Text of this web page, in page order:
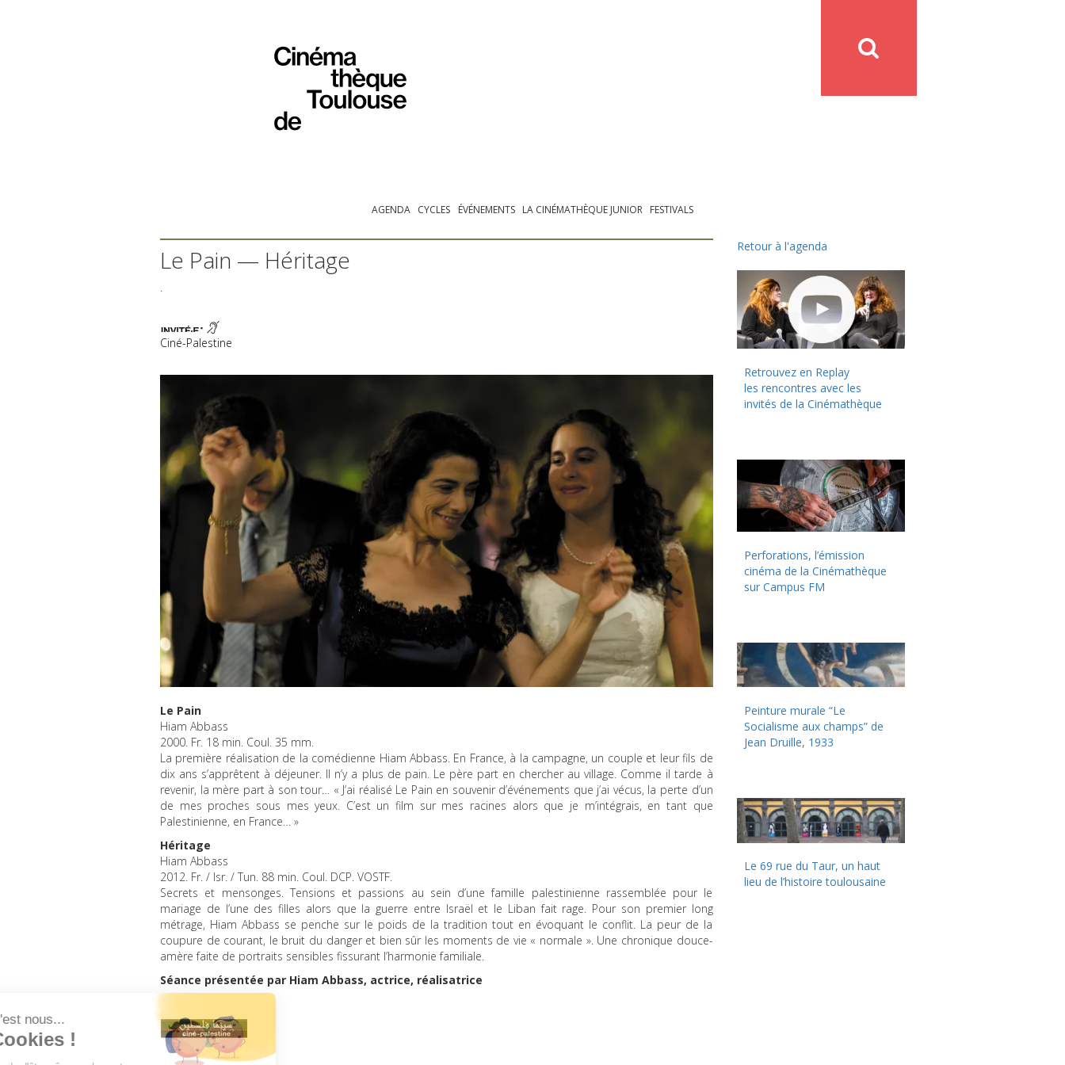
AGENDA CYCLES ÉVÉNEMENTS LA CINÉMATHÈQUE JUNIOR FESTIVALS
Le Pain — Héritage
.
Ciné-Palestine
Le Pain
Hiam Abbass
2000. Fr. 18 min. Coul. 35 mm.
La première réalisation de la comédienne Hiam Abbass. En France, à la campagne, un couple et leur fils de
dix ans s’apprêtent à déjeuner. Il n’y a plus de pain. Le père part en chercher au village. Comme il tarde à
revenir, la mère part à son tour… « J’ai réalisé Le Pain en souvenir d’événements que j’ai vécus, la perte d’un
de mes proches sous mes yeux. C’est un film sur mes racines alors que je m’intégrais, en tant que
Palestinienne, en France… »
Héritage
Hiam Abbass
2012. Fr. / Isr. / Tun. 88 min. Coul. DCP. VOSTF.
Secrets et mensonges. Tensions et passions au sein d’une famille palestinienne rassemblée pour le
mariage de l’une des filles alors que la guerre entre Israël et le Liban fait rage. Pour son premier long
métrage, Hiam Abbass se penche sur le poids de la tradition tout en évoquant le conflit. La peur de la
coupure de courant, le bruit du danger et bien sûr les moments de vie « normale ». Une chronique douce-
amère faite de portraits sensibles fissurant l’harmonie familiale.
Séance présentée par Hiam Abbass, actrice, réalisatrice
Retour à l'agenda
Retrouvez en Replay
les rencontres avec les
invités de la Cinémathèque
Perforations, l’émission
cinéma de la Cinémathèque
sur Campus FM
Peinture murale “Le
Socialisme aux champs” de
Jean Druille, 1933
Le 69 rue du Taur, un haut
lieu de l’histoire toulousaine